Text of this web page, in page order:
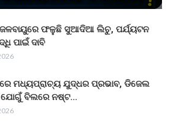
ଫଳୁଛି ସୁଆଦିଆ ଲିଚୁ, ପର୍ଯ୍ୟଟନ
ପାଇଁ ଦାବି
ମଧ୍ୟପ୍ରାଚ୍ୟ ଯୁଦ୍ଧର ପ୍ରଭାବ, ଡିଜେଲ
ଯୋଗୁଁ ବିଲରେ ନଷ୍ଟ…